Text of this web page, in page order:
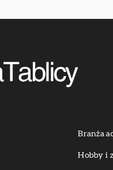
Branża
Hobby i